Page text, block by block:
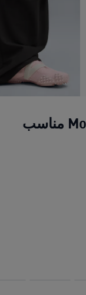
حذاء رياضي Mostro OG Prime مناسب